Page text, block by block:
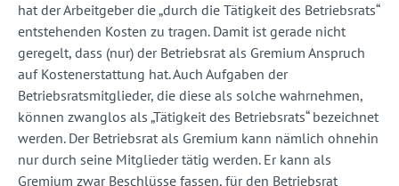
hat der Arbeitgeber die „durch die Tätigkeit des Betriebsrats“
entstehenden Kosten zu tragen. Damit ist gerade nicht
geregelt, dass (nur) der Betriebsrat als Gremium Anspruch
auf Kostenerstattung hat. Auch Aufgaben der
Betriebsratsmitglieder, die diese als solche wahrnehmen,
können zwanglos als „Tätigkeit des Betriebsrats“ bezeichnet
werden. Der Betriebsrat als Gremium kann nämlich ohnehin
nur durch seine Mitglieder tätig werden. Er kann als
Gremium zwar Beschlüsse fassen, für den Betriebsrat